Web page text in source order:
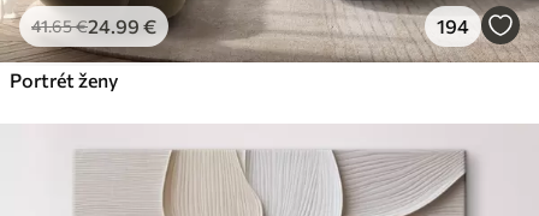
Od36.00€
✓Žiarivé a sýte farby
✓Odolné voči vyblednutiu
Ekologický materiál
41.65€24.99 € 194
Portrét ženy